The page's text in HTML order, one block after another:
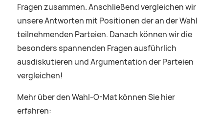
Fragen zusammen. Anschließend vergleichen wir
unsere Antworten mit Positionen der an der Wahl
teilnehmenden Parteien. Danach können wir die
besonders spannenden Fragen ausführlich
ausdiskutieren und Argumentation der Parteien
vergleichen!
Mehr über den Wahl-O-Mat können Sie hier
erfahren: